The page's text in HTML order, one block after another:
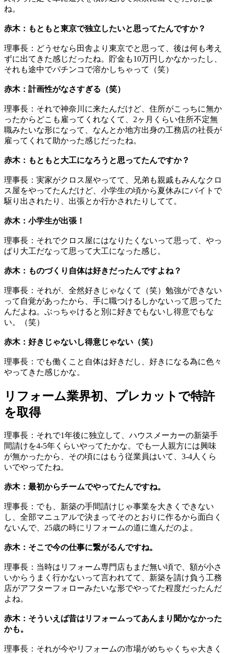
ね。
赤木：もともと東京で独立したいと思ってたんですか？
理事長：どうせなら田舎より東京でと思って、後は何も考え
ずに出てきた感じだったね。貯金も10万円しかなかったし、
それも途中でパチンコで溶かしちゃって（笑）
赤木：計画性がなさすぎる（笑）
理事長：それで神奈川に来たんだけど、住所がこっちに無か
ったからどこも雇ってくれなくて、2ヶ月くらい住所不定無
職みたいな形になって、なんとか地方出身の工務店の社長が
雇ってくれて助かった感じだったね。
赤木：もともと大工になろうと思ってたんですか？
理事長：実家がクロス屋やってて、兄弟も親戚もみんなクロ
ス屋をやってたんだけど、小学生の頃から夏休みにバイトで
駆り出されたり、出張とか行かされたりしてて。
赤木：小学生が出張！
理事長：それでクロス屋にはなりたくないって思って、やっ
ぱり大工だなって思って大工になった感じ。
赤木：ものづくり自体は好きだったんですよね？
理事長：それが、全然好きじゃなくて（笑）勉強ができない
って自覚があったから、手に職つけるしかないって思ってた
んだよね。ぶっちゃけると別に好きでもないし得意でもな
い。（笑）
赤木：好きじゃないし得意じゃない（笑）
理事長：でも働くこと自体は好きだし、好きになる為に色々
やってきた感じかな。
リフォーム業界初、プレカットで特許
を取得
理事長：それで1年後に独立して、ハウスメーカーの新築手
間請けを4-5年くらいやってたかな。でも一人親方には興味
が無かったから、その頃にはもう従業員はいて、3-4人くら
いでやってたね。
赤木：最初からチームでやってたんですね。
理事長：でも、新築の手間請けじゃ事業を大きくできない
し、全部マニュアルで決まってそのとおりに作るから面白く
ないんで、25歳の時にリフォームの道に進んだのよ。
赤木：そこで今の仕事に繋がるんですね。
理事長：当時はリフォーム専門店もまだ無い頃で、額が小さ
いからうまく行かないって言われてて、新築を請け負う工務
店がアフターフォローみたいな形でやってた程度だったんだ
よね。
赤木：そういえば昔はリフォームってあんまり聞かなかった
かも。
理事長：それが今やリフォームの市場がめちゃくちゃ大きく